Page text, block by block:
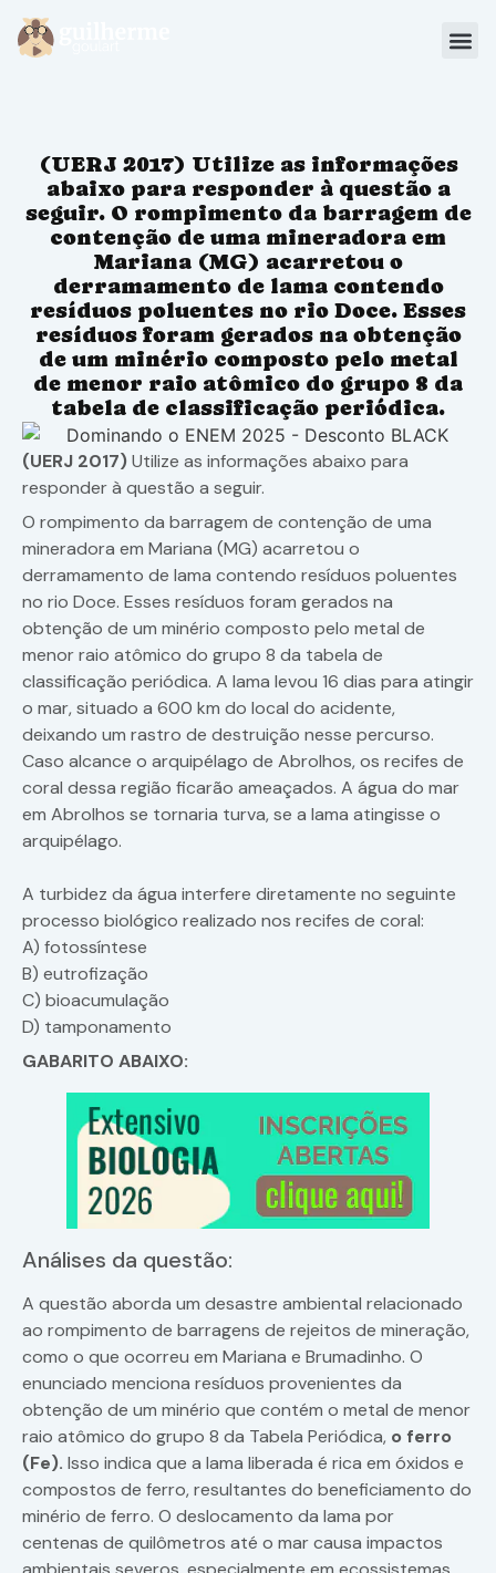
Sou Aluno
(UERJ 2017) Utilize as informações
abaixo para responder à questão a
seguir. O rompimento da barragem de
contenção de uma mineradora em
Mariana (MG) acarretou o
derramamento de lama contendo
resíduos poluentes no rio Doce. Esses
resíduos foram gerados na obtenção
de um minério composto pelo metal
de menor raio atômico do grupo 8 da
tabela de classificação periódica.
(UERJ 2017)Utilize as informações abaixo para
responder à questão a seguir.
O rompimento da barragem de contenção de uma
mineradora em Mariana (MG) acarretou o
derramamento de lama contendo resíduos poluentes
no rio Doce. Esses resíduos foram gerados na
obtenção de um minério composto pelo metal de
menor raio atômico do grupo 8 da tabela de
classificação periódica. A lama levou 16 dias para atingir
o mar, situado a 600 km do local do acidente,
deixando um rastro de destruição nesse percurso.
Caso alcance o arquipélago de Abrolhos, os recifes de
coral dessa região ficarão ameaçados. A água do mar
em Abrolhos se tornaria turva, se a lama atingisse o
arquipélago.
A turbidez da água interfere diretamente no seguinte
processo biológico realizado nos recifes de coral:
A) fotossíntese
B) eutrofização
C) bioacumulação
D) tamponamento
GABARITO ABAIXO:
Análises da questão:
A questão aborda um desastre ambiental relacionado
ao rompimento de barragens de rejeitos de mineração,
como o que ocorreu em Mariana e Brumadinho. O
enunciado menciona resíduos provenientes da
obtenção de um minério que contém o metal de menor
raio atômico do grupo 8 da Tabela Periódica, o ferro
(Fe). Isso indica que a lama liberada é rica em óxidos e
compostos de ferro, resultantes do beneficiamento do
minério de ferro. O deslocamento da lama por
centenas de quilômetros até o mar causa impactos